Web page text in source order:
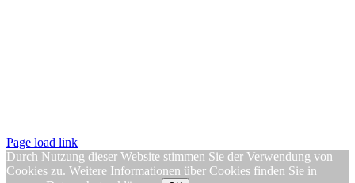
Page load link
Durch Nutzung dieser Website stimmen Sie der Verwendung von
Cookies zu. Weitere Informationen über Cookies finden Sie in